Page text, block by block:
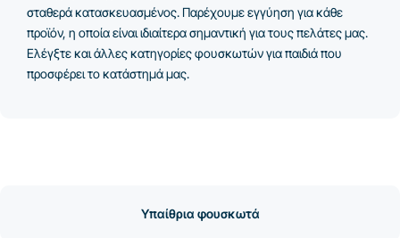
σταθερά κατασκευασμένος. Παρέχουμε εγγύηση για κάθε
προϊόν, η οποία είναι ιδιαίτερα σημαντική για τους πελάτες μας.
Ελέγξτε και άλλες κατηγορίες φουσκωτών για παιδιά που
προσφέρει το κατάστημά μας.
Υπαίθρια φουσκωτά